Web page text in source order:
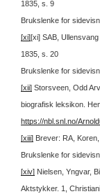
1835, s. 9
Brukslenke for
[xi][xi] SAB,
1835, s. 20
Brukslenke for
[xii] Storsveen, Odd
biografisk leksikon.
https://nbl.snl.no/
[xiii] Brever: RA,
Brukslenke for
[xiv] Nielsen, Yngvar,
Aktstykker. 1,